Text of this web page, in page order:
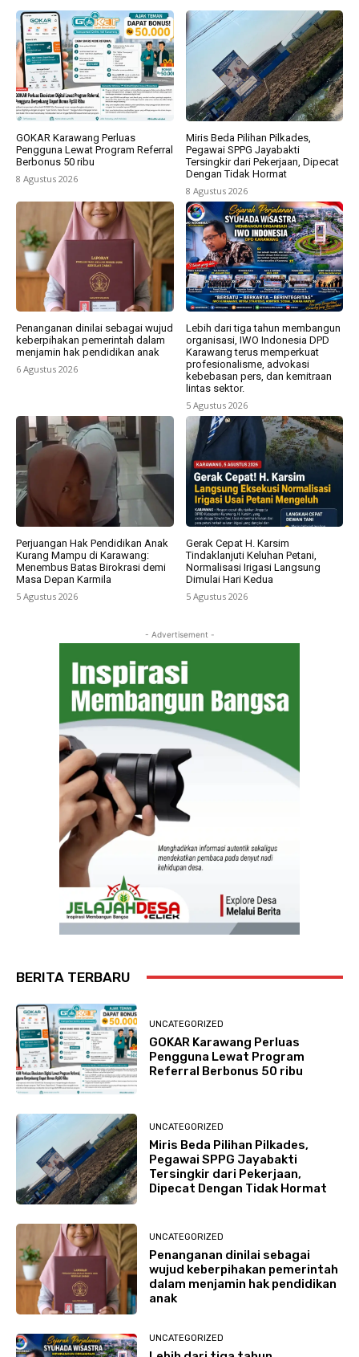
GOKAR Karawang Perluas
Pengguna Lewat Program Referral
Berbonus 50 ribu
8 Agustus 2026
Miris Beda Pilihan Pilkades,
Pegawai SPPG Jayabakti
Tersingkir dari Pekerjaan, Dipecat
Dengan Tidak Hormat
8 Agustus 2026
Penanganan dinilai sebagai wujud
keberpihakan pemerintah dalam
menjamin hak pendidikan anak
6 Agustus 2026
Lebih dari tiga tahun membangun
organisasi, IWO Indonesia DPD
Karawang terus memperkuat
profesionalisme, advokasi
kebebasan pers, dan kemitraan
lintas sektor.
5 Agustus 2026
Perjuangan Hak Pendidikan Anak
Kurang Mampu di Karawang:
Menembus Batas Birokrasi demi
Masa Depan Karmila
5 Agustus 2026
Gerak Cepat H. Karsim
Tindaklanjuti Keluhan Petani,
Normalisasi Irigasi Langsung
Dimulai Hari Kedua
5 Agustus 2026
- Advertisement -
BERITA TERBARU
UNCATEGORIZED
GOKAR Karawang Perluas
Pengguna Lewat Program
Referral Berbonus 50 ribu
UNCATEGORIZED
Miris Beda Pilihan Pilkades,
Pegawai SPPG Jayabakti
Tersingkir dari Pekerjaan,
Dipecat Dengan Tidak Hormat
UNCATEGORIZED
Penanganan dinilai sebagai
wujud keberpihakan pemerintah
dalam menjamin hak pendidikan
anak
UNCATEGORIZED